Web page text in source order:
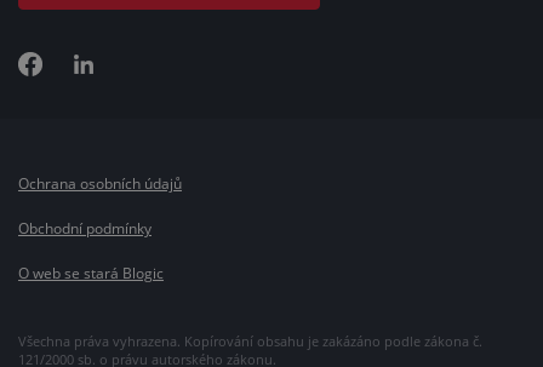
Všechna práva vyhrazena. Kopírování obsahu je zakázáno podle zákona č.
121/2000 sb. o právu autorského zákonu.
Ochrana osobních údajů
Obchodní podmínky
O web se stará Blogic